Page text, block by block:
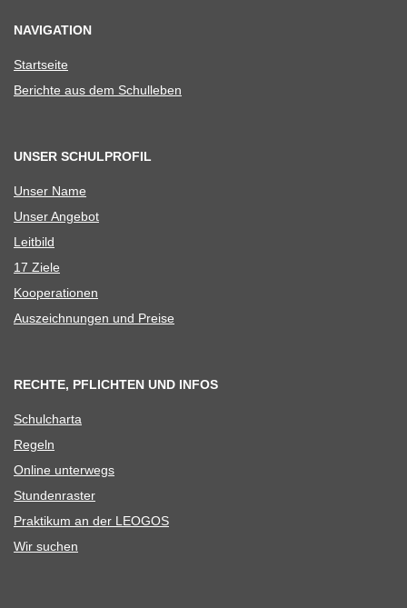
NAVIGATION
Start­seite
Berichte aus dem Schulleben
UNSER SCHULPROFIL
Unser Name
Unser Ange­bot
Leit­bild
17 Ziele
Koope­ra­tio­nen
Aus­zeich­nun­gen und Preise
RECHTE, PFLICHTEN UND INFOS
Schul­charta
Regeln
Online unter­wegs
Stun­den­ras­ter
Prak­ti­kum an der LEOGOS
Wir suchen